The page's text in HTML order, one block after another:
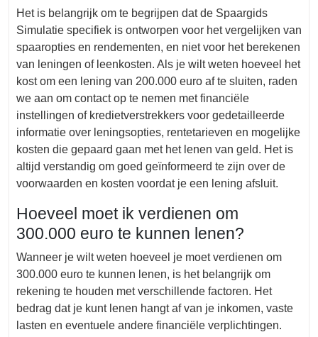
Het is belangrijk om te begrijpen dat de Spaargids
Simulatie specifiek is ontworpen voor het vergelijken van
spaaropties en rendementen, en niet voor het berekenen
van leningen of leenkosten. Als je wilt weten hoeveel het
kost om een lening van 200.000 euro af te sluiten, raden
we aan om contact op te nemen met financiële
instellingen of kredietverstrekkers voor gedetailleerde
informatie over leningsopties, rentetarieven en mogelijke
kosten die gepaard gaan met het lenen van geld. Het is
altijd verstandig om goed geïnformeerd te zijn over de
voorwaarden en kosten voordat je een lening afsluit.
Hoeveel moet ik verdienen om
300.000 euro te kunnen lenen?
Wanneer je wilt weten hoeveel je moet verdienen om
300.000 euro te kunnen lenen, is het belangrijk om
rekening te houden met verschillende factoren. Het
bedrag dat je kunt lenen hangt af van je inkomen, vaste
lasten en eventuele andere financiële verplichtingen.